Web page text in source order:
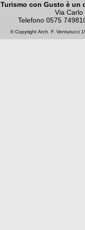
Turismo con Gusto è un
Via
Telefono 0575
© Copyright Arch. F. Venturucci